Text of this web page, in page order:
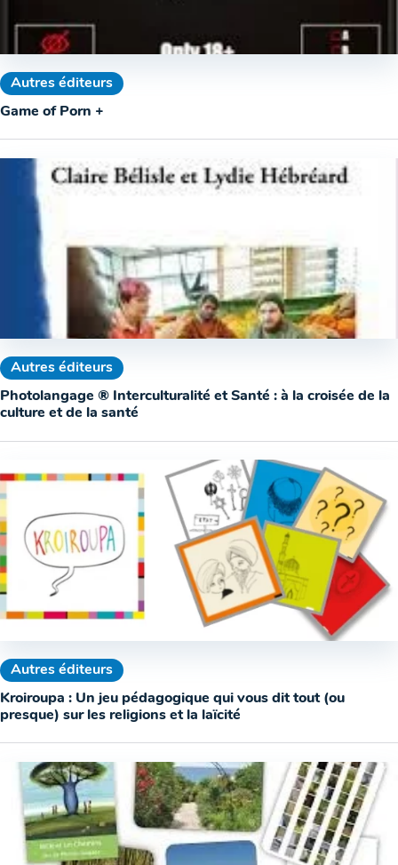
Autres éditeurs
Game of Porn +
Autres éditeurs
Photolangage ® Interculturalité et Santé : à la croisée de la
culture et de la santé
Autres éditeurs
Kroiroupa : Un jeu pédagogique qui vous dit tout (ou
presque) sur les religions et la laïcité